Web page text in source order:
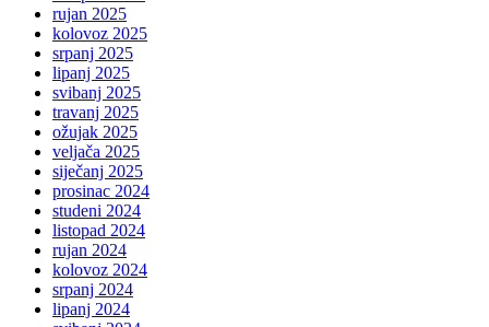
rujan 2025
kolovoz 2025
srpanj 2025
lipanj 2025
svibanj 2025
travanj 2025
ožujak 2025
veljača 2025
siječanj 2025
prosinac 2024
studeni 2024
listopad 2024
rujan 2024
kolovoz 2024
srpanj 2024
lipanj 2024